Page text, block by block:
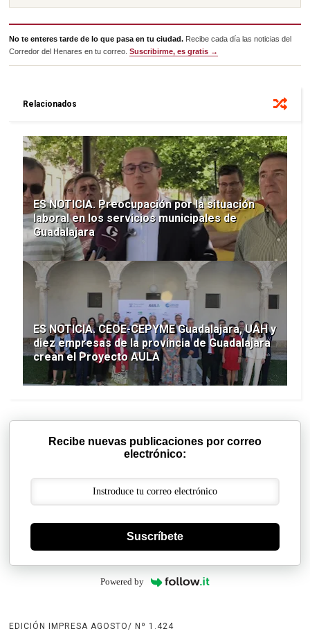
No te enteres tarde de lo que pasa en tu ciudad. Recibe cada día las noticias del
Corredor del Henares en tu correo.Suscribirme, es gratis →
Relacionados
ES NOTICIA. Preocupación por la situación
laboral en los servicios municipales de
Guadalajara
ES NOTICIA. CEOE-CEPYME Guadalajara, UAH y
diez empresas de la provincia de Guadalajara
crean el Proyecto AULA
Recibe nuevas publicaciones por correo
electrónico:
Suscríbete
Powered by
EDICIÓN IMPRESA AGOSTO/ Nº 1.424